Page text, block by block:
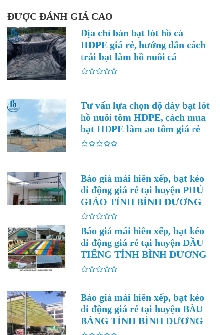
ĐƯỢC ĐÁNH GIÁ CAO
Địa chỉ bán bạt lót hồ cá
HDPE giá rẻ, hướng dẫn cách
trải bạt làm hồ nuôi cá
Tư vấn lựa chọn độ dày bạt lót
hồ nuôi tôm HDPE, cách mua
bạt HDPE làm ao tôm giá rẻ
Báo giá mái hiên xếp, bạt kéo
di động giá rẻ tại huyện PHÚ
GIÁO TỈNH BÌNH DƯƠNG
Báo giá mái hiên xếp, bạt kéo
di động giá rẻ tại huyện DẦU
TIẾNG TỈNH BÌNH DƯƠNG
Báo giá mái hiên xếp, bạt kéo
di động giá rẻ tại huyện BÀU
BÀNG TỈNH BÌNH DƯƠNG